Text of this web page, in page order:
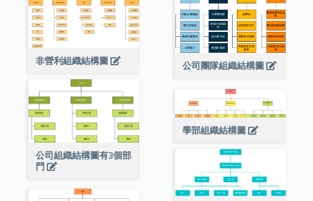
公司團隊組織結構圖
非營利組織結構圖
公司組織結構圖有3個部
門
學部組織結構圖